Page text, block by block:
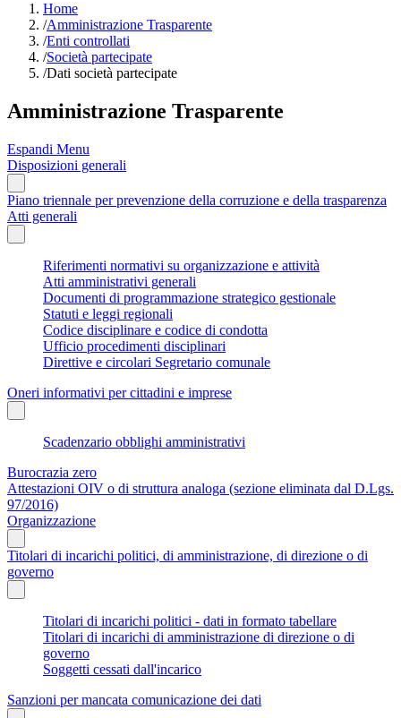
Home
/Amministrazione Trasparente
/Enti controllati
/Società partecipate
/Dati società partecipate
Amministrazione Trasparente
Espandi Menu
Disposizioni generali
Piano triennale per prevenzione della corruzione e della trasparenza
Atti generali
Riferimenti normativi su organizzazione e attività
Atti amministrativi generali
Documenti di programmazione strategico gestionale
Statuti e leggi regionali
Codice disciplinare e codice di condotta
Ufficio procedimenti disciplinari
Direttive e circolari Segretario comunale
Oneri informativi per cittadini e imprese
Scadenzario obblighi amministrativi
Burocrazia zero
Attestazioni OIV o di struttura analoga (sezione eliminata dal D.Lgs.
97/2016)
Organizzazione
Titolari di incarichi politici, di amministrazione, di direzione o di
governo
Titolari di incarichi politici - dati in formato tabellare
Titolari di incarichi di amministrazione di direzione o di
governo
Soggetti cessati dall'incarico
Sanzioni per mancata comunicazione dei dati